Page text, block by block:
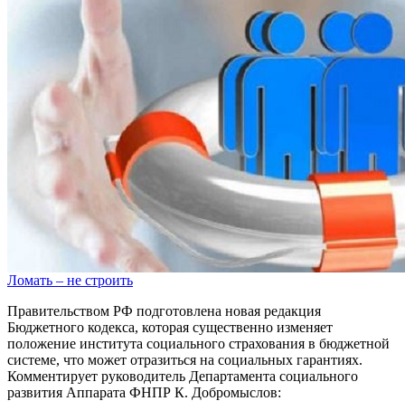
Ломать – не строить
Правительством РФ подготовлена новая редакция
Бюджетного кодекса, которая существенно изменяет
положение института социального страхования в бюджетной
системе, что может отразиться на социальных гарантиях.
Комментирует руководитель Департамента социального
развития Аппарата ФНПР К. Добромыслов: